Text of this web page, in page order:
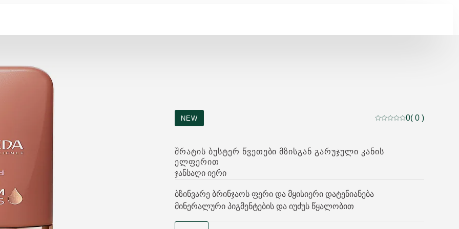
NEW
მიმდინარე
0( 0 )
ᲨᲠᲐᲢᲘᲡ ᲑᲣᲡᲢᲔᲠ ᲬᲕᲔᲗᲔᲑᲘ ᲛᲖᲘᲡᲒᲐᲜ ᲒᲐᲠᲣᲯᲣᲚᲘ ᲙᲐᲜᲘᲡ
ᲔᲚᲤᲔᲠᲘᲗ
ჯანსაღი იერი
ბზინვარე ბრინჯაოს ფერი და მყისიერი დატენიანება
მინერალური პიგმენტების და იუძუს წყალობით